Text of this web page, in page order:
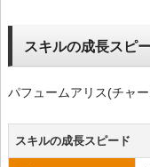
スキルの成長スピ
パフュームアリス(チャ
スキルの成長スピード